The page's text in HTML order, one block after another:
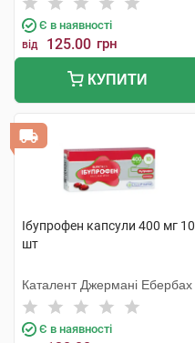
Є в наявності
від 125.00 грн
КУПИТИ
Ібупрофен капсули 400 мг 10
шт
Каталент Джермані Ебербах
Є в наявності